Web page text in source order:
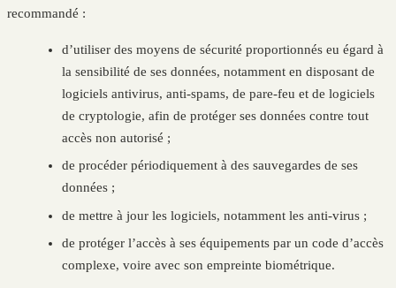
recommandé :
d’utiliser des moyens de sécurité proportionnés eu égard à
la sensibilité de ses données, notamment en disposant de
logiciels antivirus, anti-spams, de pare-feu et de logiciels
de cryptologie, afin de protéger ses données contre tout
accès non autorisé ;
de procéder périodiquement à des sauvegardes de ses
données ;
de mettre à jour les logiciels, notamment les anti-virus ;
de protéger l’accès à ses équipements par un code d’accès
complexe, voire avec son empreinte biométrique.